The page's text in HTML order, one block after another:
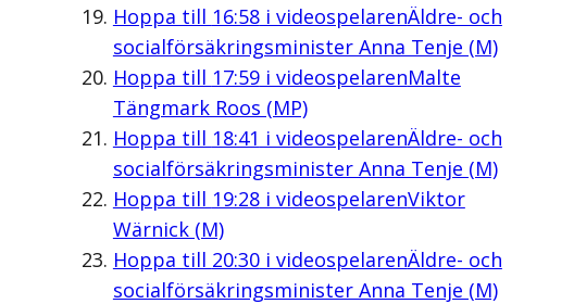
Hoppa till 16:58i videospelarenÄldre- och
socialförsäkringsminister Anna Tenje (M)
Hoppa till 17:59i videospelarenMalte
Tängmark Roos (MP)
Hoppa till 18:41 i videospelarenÄldre- och
socialförsäkringsminister Anna Tenje (M)
Hoppa till 19:28i videospelarenViktor
Wärnick (M)
Hoppa till 20:30i videospelarenÄldre- och
socialförsäkringsminister Anna Tenje (M)